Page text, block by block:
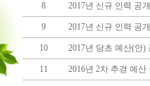
8 2017년 신규 인력 공
9 2017년 신규 인력 공
10 2017년 당초 예산(안)
11 2016년 2차 추경 예